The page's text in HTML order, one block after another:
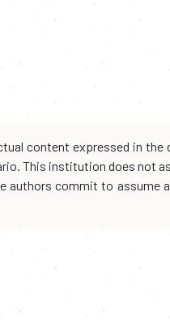
content expressed in
This institution does not
authors commit to